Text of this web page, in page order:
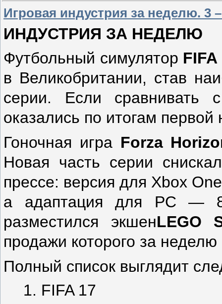
Игровая индустрия за неделю. 3
ИНДУСТРИЯ ЗА НЕДЕЛЮ
Футбольный симулятор FIFA
в Великобритании, став
серии. Если сравнивать
оказались по итогам
Гоночная игра Forza
Новая часть серии
прессе: версия для Xbox
а адаптация для PC —
разместился экшенLEGO
продажи которого за
Полный список выглядит
FIFA 17